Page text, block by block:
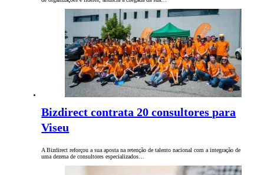
Bizdirect contrata 20 consultores para
Viseu
A Bizdirect reforçou a sua aposta na retenção de talento nacional com a integração de
uma dezena de consultores especializados…